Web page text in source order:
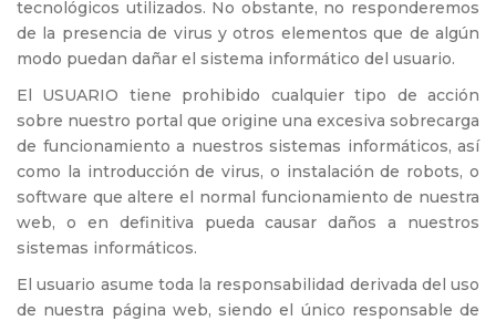
tecnológicos utilizados. No obstante, no responderemos
de la presencia de virus y otros elementos que de algún
modo puedan dañar el sistema informático del usuario.
El USUARIO tiene prohibido cualquier tipo de acción
sobre nuestro portal que origine una excesiva sobrecarga
de funcionamiento a nuestros sistemas informáticos, así
como la introducción de virus, o instalación de robots, o
software que altere el normal funcionamiento de nuestra
web, o en definitiva pueda causar daños a nuestros
sistemas informáticos.
El usuario asume toda la responsabilidad derivada del uso
de nuestra página web, siendo el único responsable de